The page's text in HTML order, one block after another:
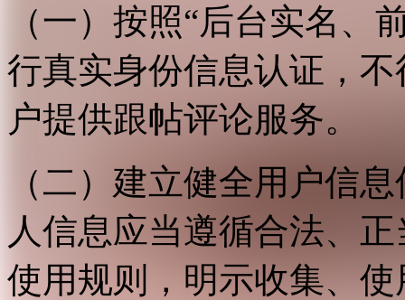
（一）按照“后台实名、
行真实身份信息认证，
户提供跟帖评论服务。
（二）建立健全用户信
人信息应当遵循合法、
使用规则，明示收集、